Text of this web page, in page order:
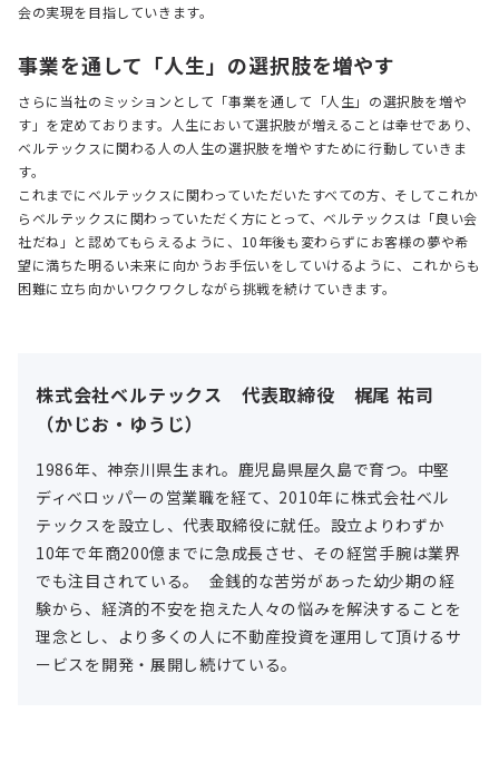
会の実現を目指していきます。
事業を通して「人生」の選択肢を増やす
さらに当社のミッションとして「事業を通して「人生」の選択肢を増や
す」を定めております。人生において選択肢が増えることは幸せであり、
ベルテックスに関わる人の人生の選択肢を増やすために行動していきま
す。
これまでにベルテックスに関わっていただいたすべての方、そしてこれか
らベルテックスに関わっていただく方にとって、ベルテックスは「良い会
社だね」と認めてもらえるように、10年後も変わらずにお客様の夢や希
望に満ちた明るい未来に向かうお手伝いをしていけるように、これからも
困難に立ち向かいワクワクしながら挑戦を続けていきます。
株式会社ベルテックス 代表取締役 梶尾 祐司
（かじお・ゆうじ）
1986年、神奈川県生まれ。鹿児島県屋久島で育つ。中堅
ディべロッパーの営業職を経て、2010年に株式会社べル
テックスを設立し、代表取締役に就任。設立よりわずか
10年で年商200億までに急成長させ、その経営手腕は業界
でも注目されている。 金銭的な苦労があった幼少期の経
験から、経済的不安を抱えた人々の悩みを解決することを
理念とし、より多くの人に不動産投資を運用して頂けるサ
ービスを開発・展開し続けている。